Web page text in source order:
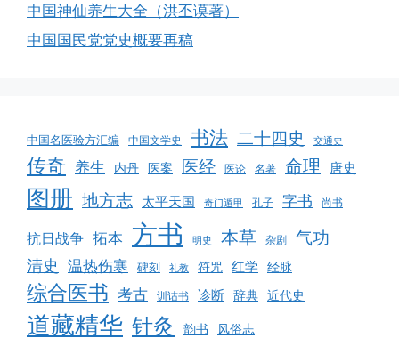
中国神仙养生大全（洪丕谟著）
中国国民党党史概要再稿
中国名医验方汇编 中国文学史 书法 二十四史 交通史
传奇 养生 内丹 医案 医经 医论 名著 命理 唐史
图册 地方志 太平天国 奇门遁甲 孔子 字书 尚书
抗日战争 拓本 方书 明史 本草 杂剧 气功
清史 温热伤寒 碑刻 礼教 符咒 红学 经脉
综合医书 考古 训诂书 诊断 辞典 近代史
道藏精华 针灸 韵书 风俗志